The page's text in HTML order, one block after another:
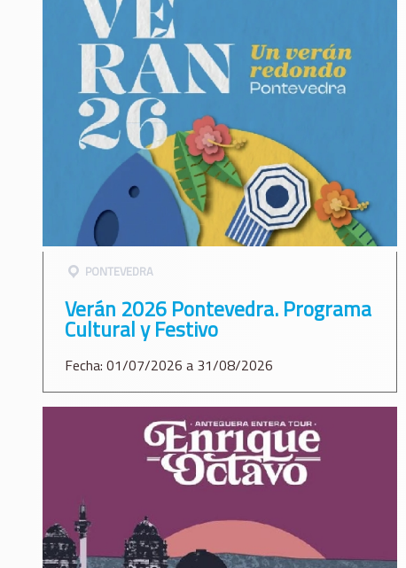
PONTEVEDRA
Verán 2026 Pontevedra. Programa
Cultural y Festivo
Fecha: 01/07/2026 a 31/08/2026